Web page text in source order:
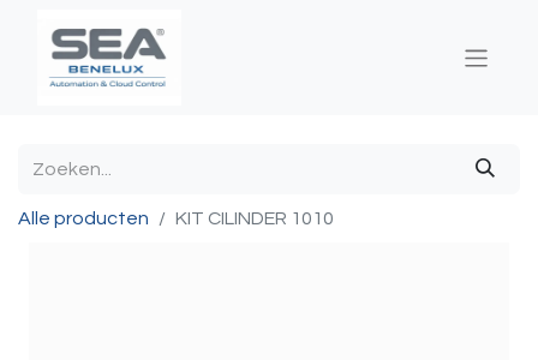
Alle producten KIT CILINDER 1010